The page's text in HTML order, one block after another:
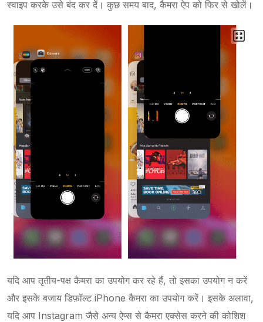
स्वाइप करके उसे बंद कर दें। कुछ समय बाद, कैमरा ऐप को फिर से खोलें।
यदि आप तृतीय-पक्ष कैमरा का उपयोग कर रहे हैं, तो इसका उपयोग न करें
और इसके बजाय डिफ़ॉल्ट iPhone कैमरा का उपयोग करें। इसके अलावा,
यदि आप Instagram जैसे अन्य ऐप्स से कैमरा एक्सेस करने की कोशिश